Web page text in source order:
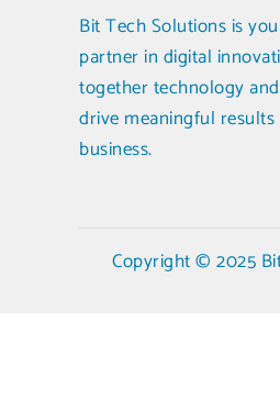
Bit Tech Solutions is
partner in digital
together technology
drive meaningful
business.
Copyright © 2025